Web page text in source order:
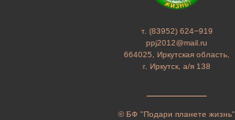
т. (83952) 624−919
ppj2012@mail.ru
664025, Иркутская область,
г. Иркутск, а/я 138
© БФ "Подари планете жизнь"